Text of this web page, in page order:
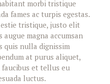
morbi tristique
fames ac turpis egestas.
tristique, justo elit
magna accumsan
quis nulla dignissim
at purus aliquet,
faucibus et tellus eu
luctus.